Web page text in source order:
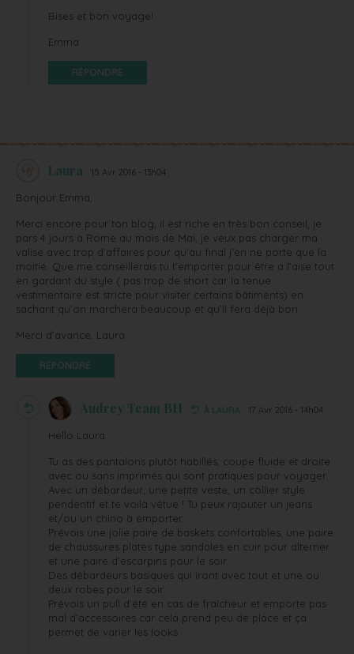
Bises et bon voyage!
Emma
RÉPONDRE
Laura 15 Avr 2016 - 13h04
Bonjour Emma,
Merci encore pour ton blog, il est riche en très bon conseil, je
pars 4 jours à Rome au mois de Mai, je veux pas charger ma
valise avec trop d’affaires pour qu’au final j’en ne porte que la
moitié. Que me conseillerais tu t’emporter pour être a l’aise tout
en gardant du style ( pas trop de short car la tenue
vestimentaire est stricte pour visiter certains bâtiments) en
sachant qu’on marchera beaucoup et qu’il fera déjà bon.
Merci d’avance. Laura
RÉPONDRE
Audrey Team BH À LAURA 17 Avr 2016 - 14h04
Hello Laura
Tu as des pantalons plutôt habillés, coupe fluide et droite
avec ou sans imprimés qui sont pratiques pour voyager.
Avec un débardeur, une petite veste, un collier style
pendentif et te voilà vêtue ! Tu peux rajouter un jeans
et/ou un chino à emporter.
Prévois une jolie paire de baskets confortables, une paire
de chaussures plates type sandales en cuir pour alterner
et une paire d’escarpins pour le soir.
Des débardeurs basiques qui iront avec tout et une ou
deux robes pour le soir.
Prévois un pull d’été en cas de fraîcheur et emporte pas
mal d’accessoires car cela prend peu de place et ça
permet de varier les looks.